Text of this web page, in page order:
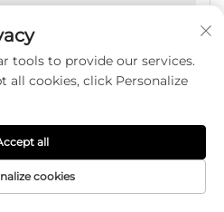
18 19 20 21 22
Wielen voor
X3 Z4 Tesla Model Y
Supra E60
tools to provide our services.
all cookies, click Personalize
cookies
all